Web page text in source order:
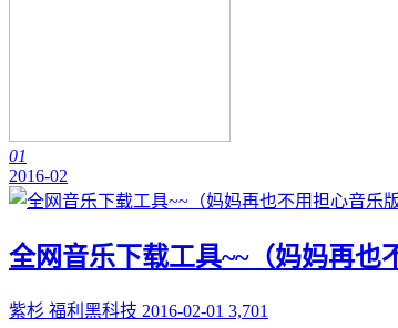
01
2016-02
全网音乐下载工具~~（妈妈再也
紫杉 福利黑科技 2016-02-01 3,701